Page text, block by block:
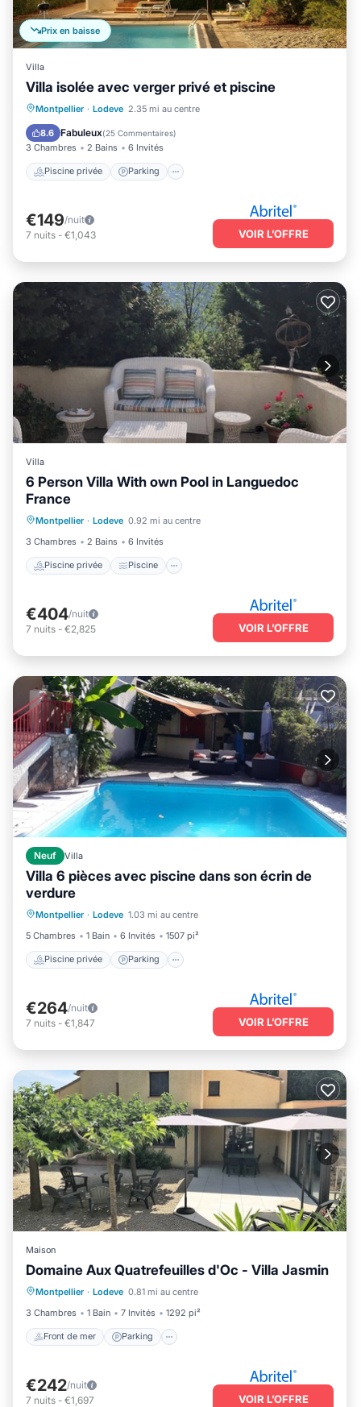
Prix en baisse
Villa
Villa isolée avec verger privé et piscine
Montpellier · Lodeve 2.35 mi au centre
8.6 Fabuleux(25 Commentaires)
3 Chambres 2 Bains 6 Invités
Piscine privée Parking
Piscine privée Parking
Vue sur l’océan
€149/nuit
7 nuits - €1,043 VOIR L’OFFRE
Villa
6 Person Villa With own Pool in Languedoc
France
Montpellier · Lodeve 0.92 mi au centre
3 Chambres
2 Bains 6 Invités
Piscine privée Piscine
Adapté aux enfants
€404/nuit
7 nuits - €2,825 VOIR L’OFFRE
Neuf Villa
Villa 6 pièces avec piscine dans son écrin de
verdure
Montpellier · Lodeve 1.03 mi au centre
5 Chambres
1 Bain 6 Invités 1507 pi²
Piscine privée Parking
Vue sur l’océan
€264/nuit
7 nuits - €1,847 VOIR L’OFFRE
Maison
Domaine Aux Quatrefeuilles d'Oc - Villa Jasmin
Montpellier · Lodeve 0.81 mi au centre
3 Chambres
1 Bain 7 Invités 1292 pi²
Front de mer Parking
Front de mer Parking
Piscine
Vue sur l’océan
€242/nuit
7 nuits - €1,697 VOIR L’OFFRE